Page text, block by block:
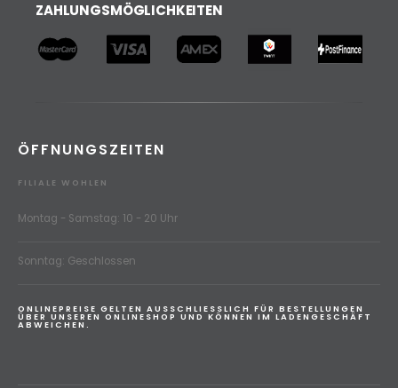
ZAHLUNGSMÖGLICHKEITEN
ÖFFNUNGSZEITEN
FILIALE WOHLEN
Montag - Samstag: 10 - 20 Uhr
Sonntag: Geschlossen
ONLINEPREISE GELTEN AUSSCHLIESSLICH FÜR BESTELLUNGEN
ÜBER UNSEREN ONLINESHOP UND KÖNNEN IM LADENGESCHÄFT
ABWEICHEN.